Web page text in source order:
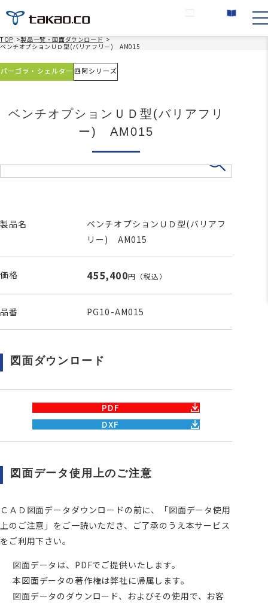
TOP >製品一覧・図面ダウンロード >
ベンチオプションＵＤ型(バリアフリー) AM015
パーゴラ・シェルター 四阿シリーズ
ベンチオプションＵＤ型(バリアフリ
ー) AM015
製品名
ベンチオプションＵＤ型(バリアフ
リー) AM015
価格 455,400円 （税込）
品番 PG10-AM015
図面ダウンロード
PDF
DXF
図面データ使用上のご注意
ＣＡＤ図面データダウンロードの前に、「図面データ使用
上のご注意」をご一読いただき、ご了承のうえ本サービス
をご利用下さい。
図面データは、PDFでご提供いたします。
本図面データの著作権は弊社に帰属します。
図面データのダウンロード、およびその使用で、お客